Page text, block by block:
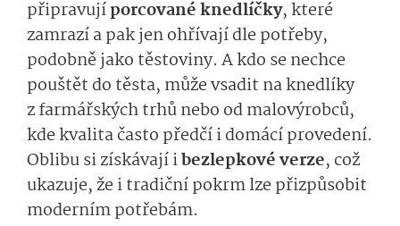
připravujíporcované knedlíčky, které
zamrazí a pak jen ohřívají dle potřeby,
podobně jako těstoviny. A kdo se nechce
pouštět do těsta, může vsadit na knedlíky
z farmářských trhů nebo od malovýrobců,
kde kvalita často předčí i domácí provedení.
Oblibu si získávají ibezlepkové verze, což
ukazuje, že i tradiční pokrm lze přizpůsobit
moderním potřebám.